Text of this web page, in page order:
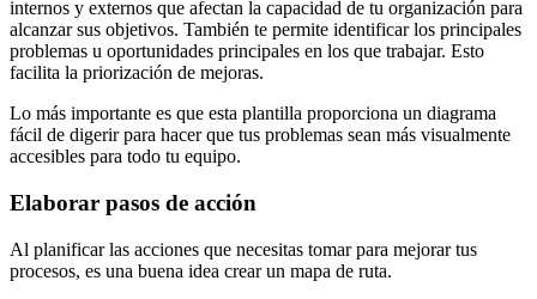
internos y externos que afectan la capacidad de tu organización para
alcanzar sus objetivos. También te permite identificar los principales
problemas u oportunidades principales en los que trabajar. Esto
facilita la priorización de mejoras.
Lo más importante es que esta plantilla proporciona un diagrama
fácil de digerir para hacer que tus problemas sean más visualmente
accesibles para todo tu equipo.
Elaborar pasos de acción
Al planificar las acciones que necesitas tomar para mejorar tus
procesos, es una buena idea crear un mapa de ruta.